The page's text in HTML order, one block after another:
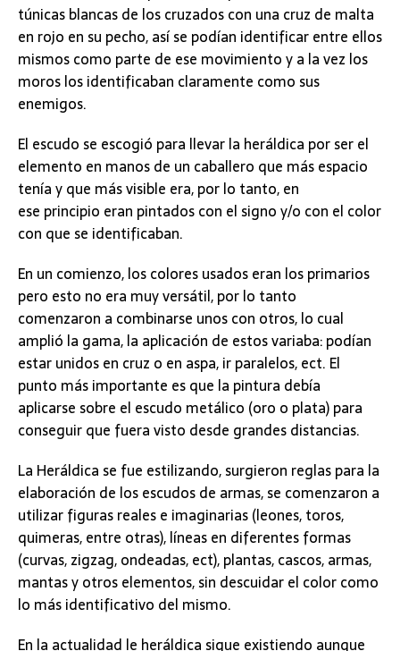
túnicas blancas de los cruzados con una cruz de malta
en rojo en su pecho, así se podían identificar entre ellos
mismos como parte de ese movimiento y a la vez los
moros los identificaban claramente como sus
enemigos.
El escudo se escogió para llevar la heráldica por ser el
elemento en manos de un caballero que más espacio
tenía y que más visible era, por lo tanto, en
ese principio eran pintados con el signo y/o con el color
con que se identificaban.
En un comienzo, los colores usados eran los primarios
pero esto no era muy versátil, por lo tanto
comenzaron a combinarse unos con otros, lo cual
amplió la gama, la aplicación de estos variaba: podían
estar unidos en cruz o en aspa, ir paralelos, ect. El
punto más importante es que la pintura debía
aplicarse sobre el escudo metálico (oro o plata) para
conseguir que fuera visto desde grandes distancias.
La Heráldica se fue estilizando, surgieron reglas para la
elaboración de los escudos de armas, se comenzaron a
utilizar figuras reales e imaginarias (leones, toros,
quimeras, entre otras), líneas en diferentes formas
(curvas, zigzag, ondeadas, ect), plantas, cascos, armas,
mantas y otros elementos, sin descuidar el color como
lo más identificativo del mismo.
En la actualidad le heráldica sigue existiendo aunque